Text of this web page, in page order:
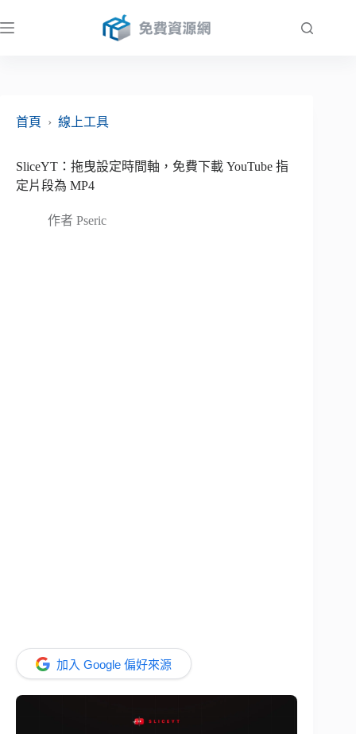
至
首頁
› 線上工具
SliceYT：拖曳設定時間軸，免費下載 YouTube 指
定片段為 MP4
作者 Pseric
加入 Google 偏好來源